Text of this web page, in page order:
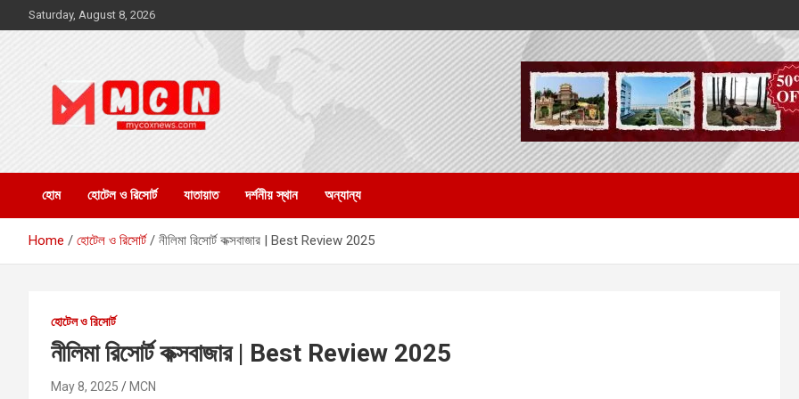
to
Saturday, August 8, 2026
MCN
হোম হোটেল ও রিসোর্ট যাতায়াত দর্শনীয় স্থান অন্যান্য
Home হোটেল ও রিসোর্ট নীলিমা রিসোর্ট কক্সবাজার | Best Review 2025
হোটেল ও রিসোর্ট
নীলিমা রিসোর্ট কক্সবাজার | Best Review 2025
May 8, 2025 MCN